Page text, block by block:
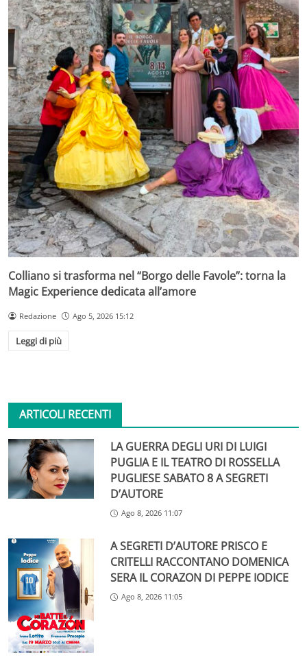
Colliano si trasforma nel “Borgo delle Favole”: torna la
Magic Experience dedicata all’amore
Redazione Ago 5, 2026 15:12
Leggi di più
ARTICOLI RECENTI
LA GUERRA DEGLI URI DI LUIGI
PUGLIA E IL TEATRO DI ROSSELLA
PUGLIESE SABATO 8 A SEGRETI
D’AUTORE
Ago 8, 2026 11:07
A SEGRETI D’AUTORE PRISCO E
CRITELLI RACCONTANO DOMENICA
SERA IL CORAZON DI PEPPE IODICE
Ago 8, 2026 11:05